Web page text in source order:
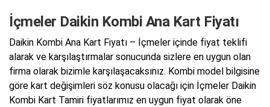
İçmeler Daikin Kombi Ana Kart Fiyatı
Daikin Kombi Ana Kart Fiyatı – İçmeler içinde fiyat teklifi
alarak ve karşılaştırmalar sonucunda sizlere en uygun olan
firma olarak bizimle karşılaşacaksınız. Kombi model bilgisine
göre kart değişimleri söz konusu olacağı için İçmeler Daikin
Kombi Kart Tamiri fiyatlarımız en uygun fiyat olarak öne